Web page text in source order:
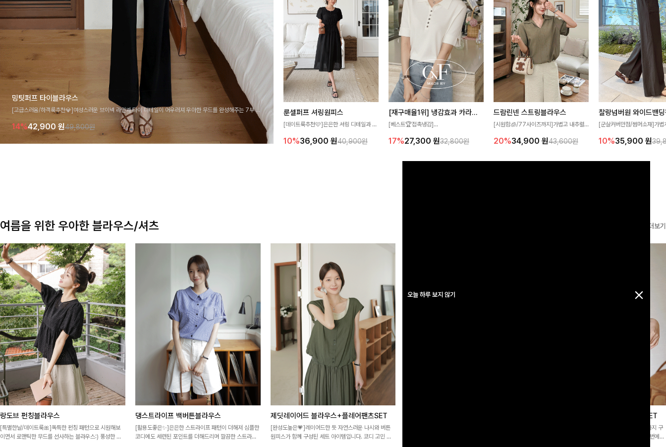
오늘 하루 보지 않기
밍팃퍼프 타이블라우스
[고급스러움/하객룩추천💎]여성스러운 브이넥 라인과 타이 디테일이 어우러져 우아한 무드를 완성해주는 7부 블
라우스 🤍 여유로운 7부 소매로 편안하게 착용되며 데일리룩부터 출근룩, 하객룩까지 세련된 스타일링을 연출하
기 좋은 아이템이에요
14%42,900 원49,800원
룬셀퍼프 셔링원피스
[데이트룩추천🩷]은은한 셔링 디테일과 퍼
성해주는 원피스🤍 허리 스모크 밴딩이 슬
10%36,900 원40,900원
[재구매율1위] 냉감효과 카라니트
[베스트🏆접촉냉감]
고 가벼운 소재감으로 여름에도 시원하게
17%27,300 원32,800원
드람린넨 스트링블라우스
[시원함🧊/77사이즈까지]가볍고 내추럴
없는 슬릿 카라 디자인이 얼굴선을 더욱 시
20%34,900 원43,600원
[군살커버만점/썸머소재]가볍
편안하게 착용하실 수 있는
감 있는 착용감을 더해드려요!
10%35,900 원
여름을 위한 우아한 블라우스/셔츠 더보기
랑도브 펀칭블라우스
[특별한날/데이트룩🎀]독특한 펀칭 패턴으로 시원해보
이면서 로맨틱한 무드를 선사하는 블라우스:) 풍성한 퍼
댕스트라이프 백버튼블라우스
[활용도좋은✨]은은한 스트라이프 패턴이 더해져 심플한
코디에도 세련된 포인트를 더해드리며 깔끔한 스트라이
제딧레이어드 블라우스+플레어팬츠SET
[완성도높은💗]레이어드한 듯 자연스러운 나시와 버튼
원피스가 함께 구성된 세트 아이템입니다. 코디 고민 없
필딩버튼 카라블라우스+와이드팬츠SET
[SET PICK]버튼 카라 블라우스와 팬츠, 스트랩까지 구
성된 활용도 높은 3종 세트 🤍 코디 걱정 없이 한 번에